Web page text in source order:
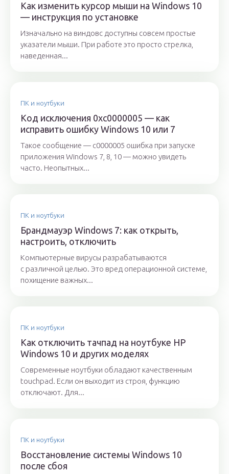
Как изменить курсор мыши на Windows 10
— инструкция по установке
Изначально на виндовс доступны совсем простые
указатели мыши. При работе это просто стрелка,
наведенная...
ПК и ноутбуки
Код исключения 0xc0000005 — как
исправить ошибку Windows 10 или 7
Такое сообщение — c0000005 ошибка при запуске
приложения Windows 7, 8, 10 — можно увидеть
часто. Неопытных...
ПК и ноутбуки
Брандмауэр Windows 7: как открыть,
настроить, отключить
Компьютерные вирусы разрабатываются
с различной целью. Это вред операционной системе,
похищение важных...
ПК и ноутбуки
Как отключить тачпад на ноутбуке HP
Windows 10 и других моделях
Современные ноутбуки обладают качественным
touchpad. Если он выходит из строя, функцию
отключают. Для...
ПК и ноутбуки
Восстановление системы Windows 10
после сбоя